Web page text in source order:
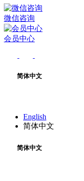
微信咨询
会员中心
简体中文
English
简体中文
简体中文